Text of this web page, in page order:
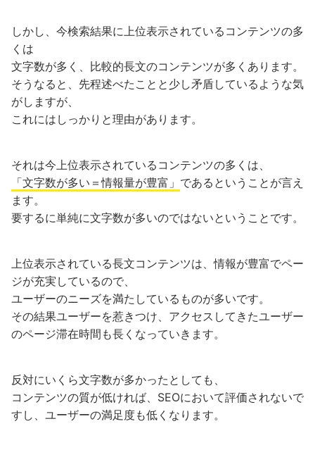
しかし、今検索結果に上位表示されているコンテンツの多
くは
文字数が多く、比較的長文のコンテンツが多くあります。
そうなると、先程述べたことと少し矛盾しているような気
がしますが、
これにはしっかりと理由があります。
それは今上位表示されているコンテンツの多くは、
「文字数が多い＝情報量が豊富」 であるということが言え
ます。
要するに単純に文字数が多いのではないということです。
上位表示されている長文コンテンツは、情報が豊富でペー
ジが充実しているので、
ユーザーのニーズを満たしているものが多いです。
その結果ユーザーを惹きつけ、アクセスしてきたユーザー
のページ滞在時間も長くなっていきます。
反対にいくら文字数が多かったとしても、
コンテンツの質が低ければ、SEOにおいて評価されないで
すし、ユーザーの満足度も低くなります。